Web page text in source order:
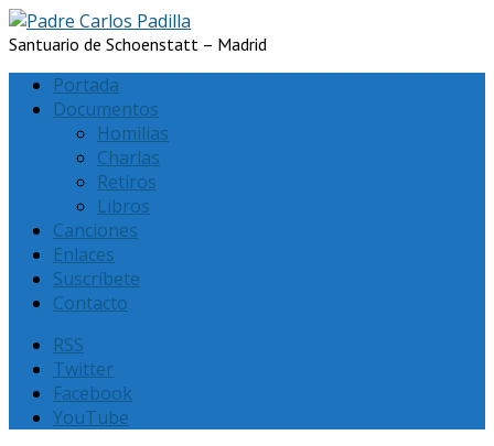
Santuario de Schoenstatt – Madrid
Portada
Documentos
Homilias
Charlas
Retiros
Libros
Canciones
Enlaces
Suscríbete
Contacto
RSS
Twitter
Facebook
YouTube